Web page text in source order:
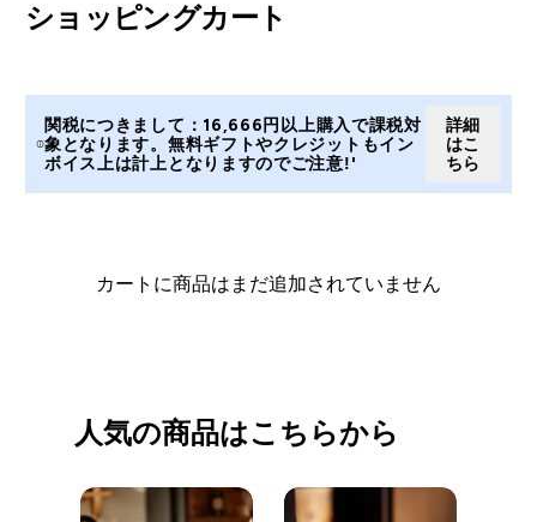
ショッピングカート
関税につきまして：16,666円以上購入で課税対
象となります。無料ギフトやクレジットもイン
ボイス上は計上となりますのでご注意!'
詳細
はこ
ちら
カートに商品はまだ追加されていません
人気の商品はこちらから